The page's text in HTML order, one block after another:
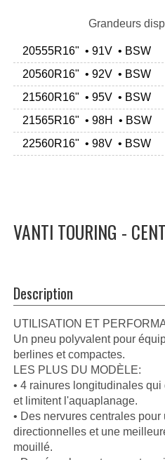
Grandeurs
20555R16" • 91V • BSW
20560R16" • 92V • BSW
21560R16" • 95V • BSW
21565R16" • 98H • BSW
22560R16" • 98V • BSW
VANTI TOURING -
Description
UTILISATION ET
Un pneu polyvalent pour
berlines et compactes.
LES PLUS DU MODÈLE:
• 4 rainures longitudinales
et limitent l'aquaplanage.
• Des nervures centrales
directionnelles et une
mouillé.